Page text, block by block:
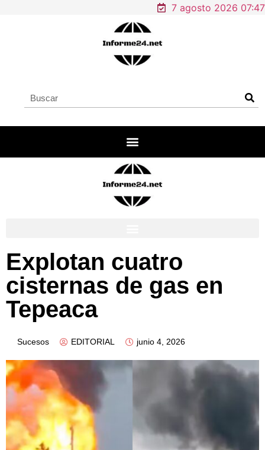
7 agosto 2026 07:47
Explotan cuatro
cisternas de gas en
Tepeaca
Sucesos EDITORIAL junio 4, 2026